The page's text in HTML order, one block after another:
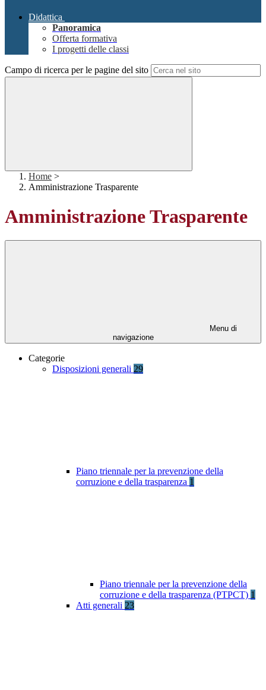
Didattica
Panoramica
Offerta formativa
I progetti delle classi
Campo di ricerca per le pagine del sito
Home >
Amministrazione Trasparente
Amministrazione Trasparente
Menu di
navigazione
Categorie
Disposizioni generali 29
Piano triennale per la prevenzione della
corruzione e della trasparenza 1
Piano triennale per la prevenzione della
corruzione e della trasparenza (PTPCT) 1
Atti generali 23